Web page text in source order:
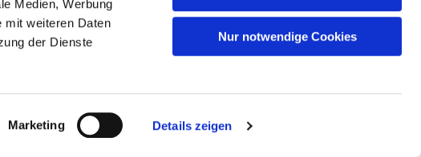
Medien, Werbung
mit weiteren Daten
der Dienste
Marketing Details zeigen
Nur notwendige Cookies
 0421 37969-0